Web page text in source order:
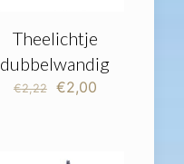
Theelichtje
dubbelwandig
€2,22
Oorspronkelijke
€2,00Huidige